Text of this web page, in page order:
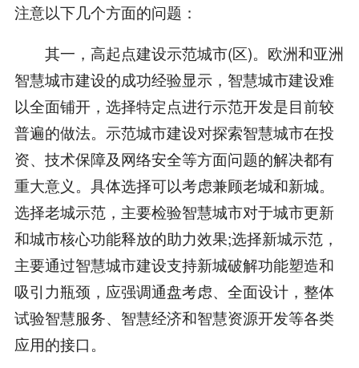
注意以下几个方面的问题：
其一，高起点建设示范城市(区)。欧洲和亚洲
智慧城市建设的成功经验显示，智慧城市建设难
以全面铺开，选择特定点进行示范开发是目前较
普遍的做法。示范城市建设对探索智慧城市在投
资、技术保障及网络安全等方面问题的解决都有
重大意义。具体选择可以考虑兼顾老城和新城。
选择老城示范，主要检验智慧城市对于城市更新
和城市核心功能释放的助力效果;选择新城示范，
主要通过智慧城市建设支持新城破解功能塑造和
吸引力瓶颈，应强调通盘考虑、全面设计，整体
试验智慧服务、智慧经济和智慧资源开发等各类
应用的接口。